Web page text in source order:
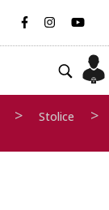
> Stolice >